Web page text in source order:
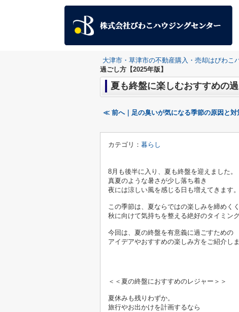
大津市・草津市の不動産購入・売却はびわこ
過ごし方【2025年版】
夏も終盤に楽しむおすすめの
≪ 前へ｜足の臭いが気になる季節の原因と対
カテゴリ： 暮らし
8月も後半に入り、夏も終盤を迎えました。
真夏のような暑さが少し落ち着き
夜には涼しい風を感じる日も増えてきます。
この季節は、夏ならではの楽しみを締めく
秋に向けて気持ちを整える絶好のタイミング
今回は、夏の終盤を有意義に過ごすための
アイデアやおすすめの楽しみ方をご紹介しま
＜＜夏の終盤におすすめのレジャー＞＞
夏休みも残りわずか。
旅行やお出かけを計画するなら